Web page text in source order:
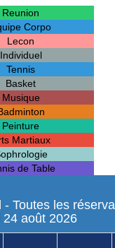
Reunion
Corpo
Lecon
Individuel
Tennis
Basket
Musique
Peinture
Martiaux
de Table
- Toutes les
24 août 2026